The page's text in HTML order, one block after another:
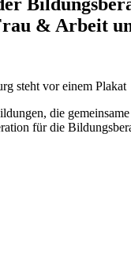
& Arbeit
die
für die